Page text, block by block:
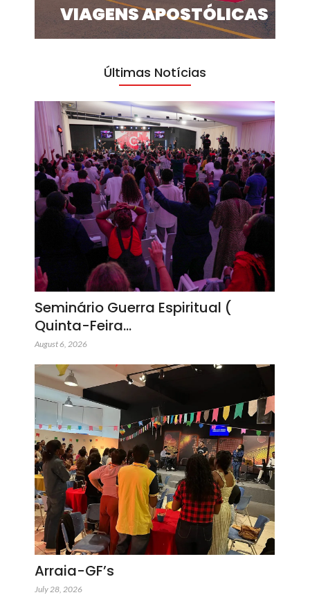
VIAGENS APOSTÓLICAS
Últimas Notícias
Seminário Guerra Espiritual (
Quinta-Feira…
August 6, 2026
Arraia-GF’s
July 28, 2026